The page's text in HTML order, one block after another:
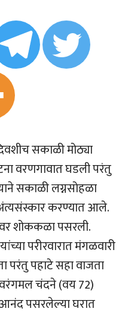
सकाळी मोठ्या
वरणगावात घडली परंतु
सकाळी लग्नसोहळा
करण्यात आले.
शोककळा पसरली.
परीरवारात मंगळवारी
परंतु पहाटे सहा वाजता
चंदने (वय 72)
आनंद पसरलेल्या घरात